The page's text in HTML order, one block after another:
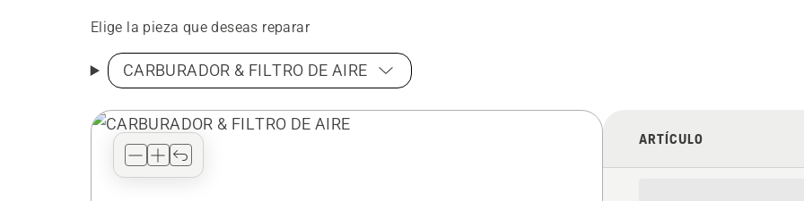
Elige la pieza que deseas reparar
CARBURADOR & FILTRO DE AIRE
ARTÍCULO